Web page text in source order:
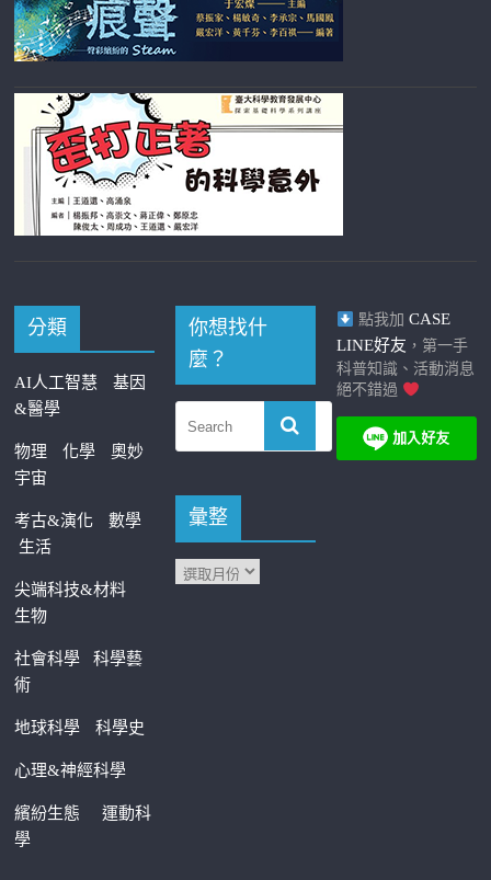
分類
AI人工智慧
基因
&醫學
物理 化學
奧妙
宇宙
考古&演化
數學
生活
尖端科技&材料
生物
社會科學科學藝
術
地球科學 科學史
心理&神經科學
繽紛生態運動科
學
你想找什
麼？
彙整
點我加 CASE
LINE好友 ，第一手
科普知識、活動消息
絕不錯過